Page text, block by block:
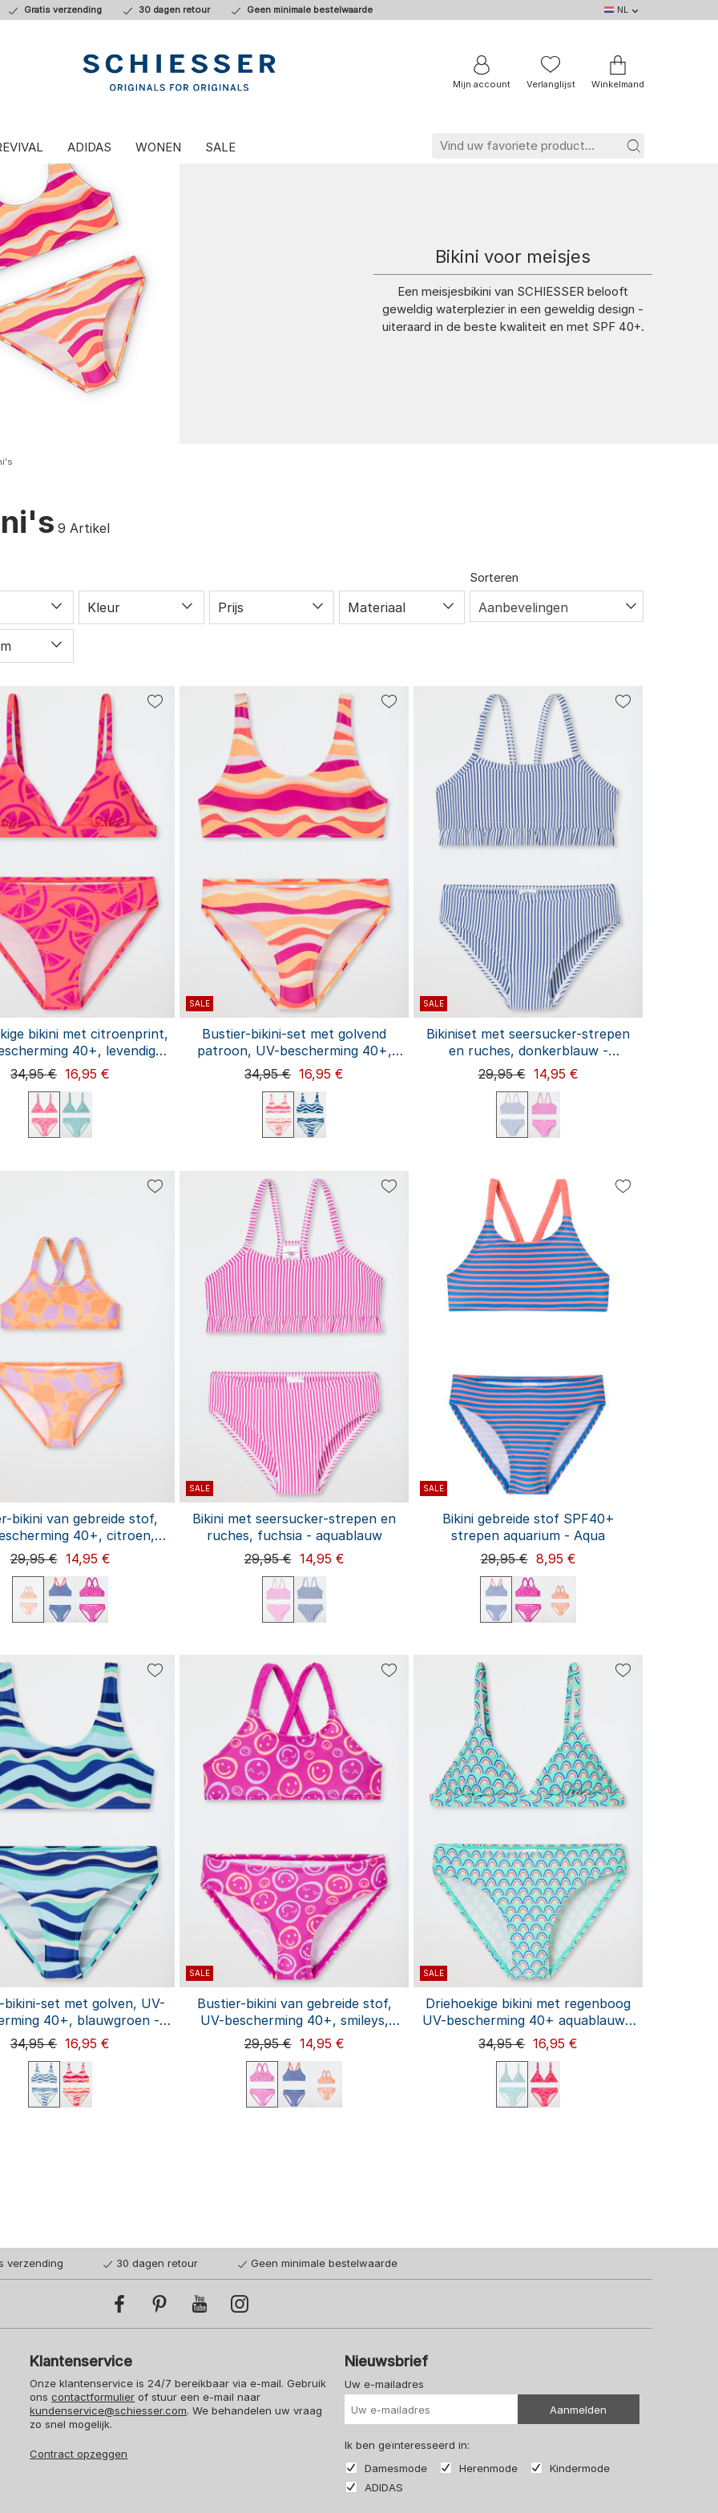
Gratis verzending 30 dagen retour Geen minimale bestelwaarde
NL
DE
NL
BE
FR
Mijn account Verlanglijst Winkelmand
ADIDAS WONEN SALE
Bikini voor meisjes
Een meisjesbikini van SCHIESSER belooft
geweldig waterplezier in een geweldig design -
uiteraard in de beste kwaliteit en met SPF 40+.
9 Artikel
Kleur Prijs Materiaal
Sorteren
Aanbevelingen
bikini met citroenprint,
40+, levendig
rood - aquablauw
34,95 € 16,95 €
SALE
140 152 164 176
Bustier-bikini-set met golvend
patroon, UV-bescherming 40+,
levendig rood - aquablauw
34,95 € 16,95 €
SALE
98 104 128
Bikiniset met seersucker-strepen
en ruches, donkerblauw -
aquablauw
29,95 € 14,95 €
98 128
bikini van gebreide stof,
40+, citroen,
- aquablauw
29,95 € 14,95 €
SALE
104 116 128
Bikini met seersucker-strepen en
ruches, fuchsia - aquablauw
29,95 € 14,95 €
SALE
98 128
Bikini gebreide stof SPF40+
strepen aquarium - Aqua
29,95 € 8,95 €
bikini-set met golven, UV-
40+, blauwgroen -
aquablauw
34,95 € 16,95 €
SALE
Bustier-bikini van gebreide stof,
UV-bescherming 40+, smileys,
fuchsia - aquablauw
29,95 € 14,95 €
SALE
Driehoekige bikini met regenboog
UV-bescherming 40+ aquablauw -
Aqua
34,95 € 16,95 €
verzending 30 dagen retour Geen minimale bestelwaarde
Klantenservice
Onze klantenservice is 24/7 bereikbaar via e-mail. Gebruik
onscontactformulier of stuur een e-mail naar
kundenservice@schiesser.com. We behandelen uw vraag
zo snel mogelijk.
Contract opzeggen
Nieuwsbrief
Uw e-mailadres
Aanmelden
Ik ben geïnteresseerd in:
Damesmode
Herenmode
Kindermode
ADIDAS